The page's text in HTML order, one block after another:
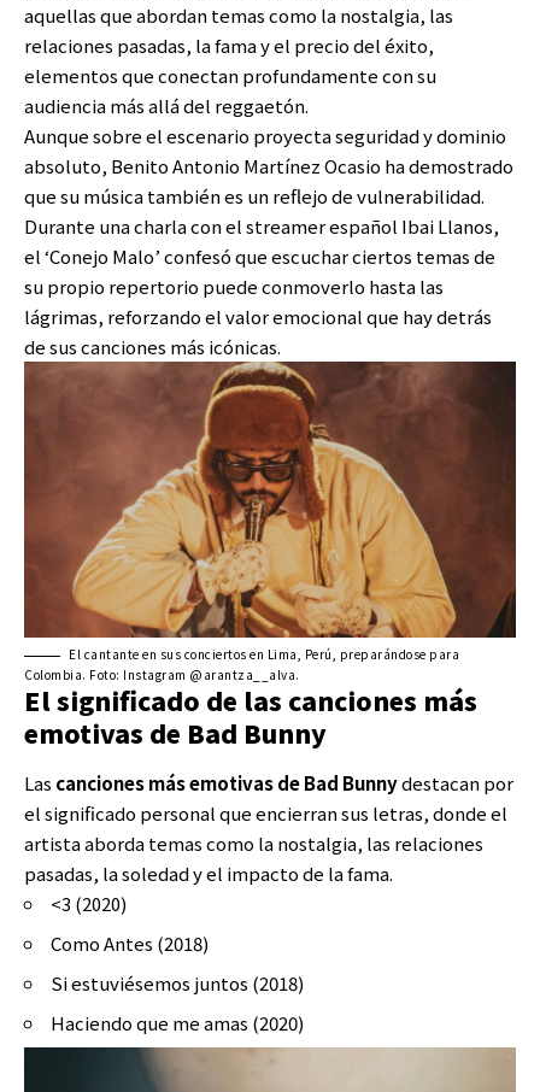
aquellas que abordan temas como la nostalgia, las
relaciones pasadas, la fama y el precio del éxito,
elementos que conectan profundamente con su
audiencia más allá del reggaetón.
Aunque sobre el escenario proyecta seguridad y dominio
absoluto, Benito Antonio Martínez Ocasio ha demostrado
que su música también es un reflejo de vulnerabilidad.
Durante una charla con el streamer español Ibai Llanos,
el ‘Conejo Malo’ confesó que escuchar ciertos temas de
su propio repertorio puede conmoverlo hasta las
lágrimas, reforzando el valor emocional que hay detrás
de sus canciones más icónicas.
El cantante en sus conciertos en Lima, Perú, preparándose para
Colombia. Foto: Instagram @arantza__alva.
El significado de las canciones más
emotivas de Bad Bunny
Las canciones más emotivas de Bad Bunnydestacan por
el significado personal que encierran sus letras, donde el
artista aborda temas como la nostalgia, las relaciones
pasadas, la soledad y el impacto de la fama.
<3 (2020)
Como Antes (2018)
Si estuviésemos juntos (2018)
Haciendo que me amas (2020)